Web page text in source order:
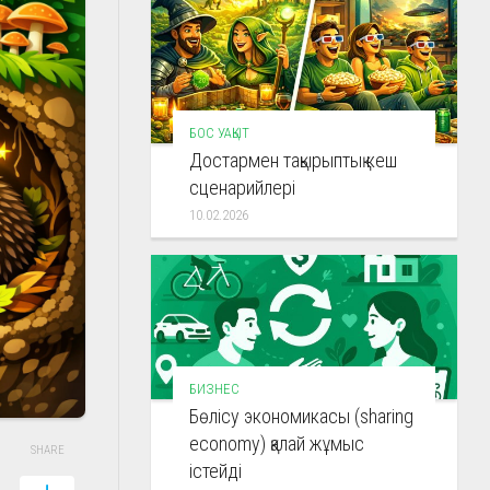
SHARE
БОС УАҚЫТ
Достармен тақырыптық кеш
сценарийлері
10.02.2026
БИЗНЕС
Бөлісу экономикасы (sharing
economy) қалай жұмыс
істейді